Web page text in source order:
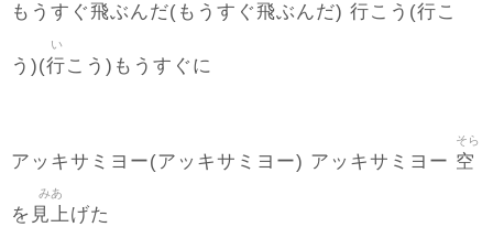
もうすぐ飛ぶんだ(もうすぐ飛ぶんだ) 行こう(行こ
う)(行
い
こう)もうすぐに
アッキサミヨー(アッキサミヨー) アッキサミヨー 空
そら
を 見上
みあ
げた